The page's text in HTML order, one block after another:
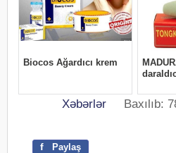
Xəbərlər Baxılıb:
f Paylaş